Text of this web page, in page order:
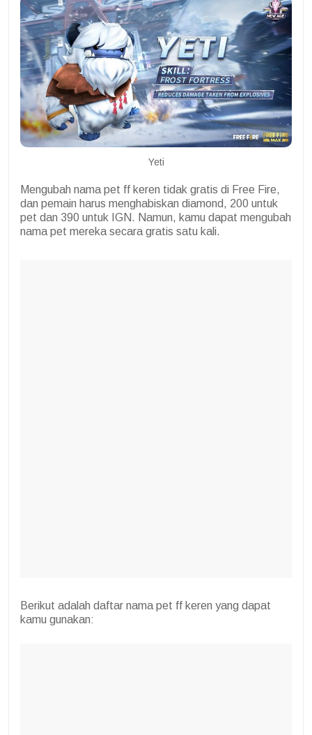
Yeti
Mengubah nama pet ff keren tidak gratis di Free Fire,
dan pemain harus menghabiskan diamond, 200 untuk
pet dan 390 untuk IGN. Namun, kamu dapat mengubah
nama pet mereka secara gratis satu kali.
Berikut adalah daftar nama pet ff keren yang dapat
kamu gunakan: